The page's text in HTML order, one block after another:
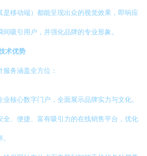
是移动端）都能呈现出众的视觉效果，即响应
吸引用户，并强化品牌的专业形象。
术优势
务涵盖全方位：
业核心数字门户，全面展示品牌实力与文化。
全、便捷、富有吸引力的在线销售平台，优化